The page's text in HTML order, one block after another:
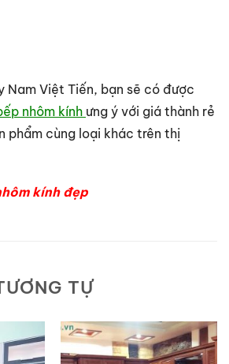
Nam Việt Tiến, bạn sẽ có được
nhôm kính ưng ý với giá thành rẻ
phẩm cùng loại khác trên thị
kính đẹp
TỰ